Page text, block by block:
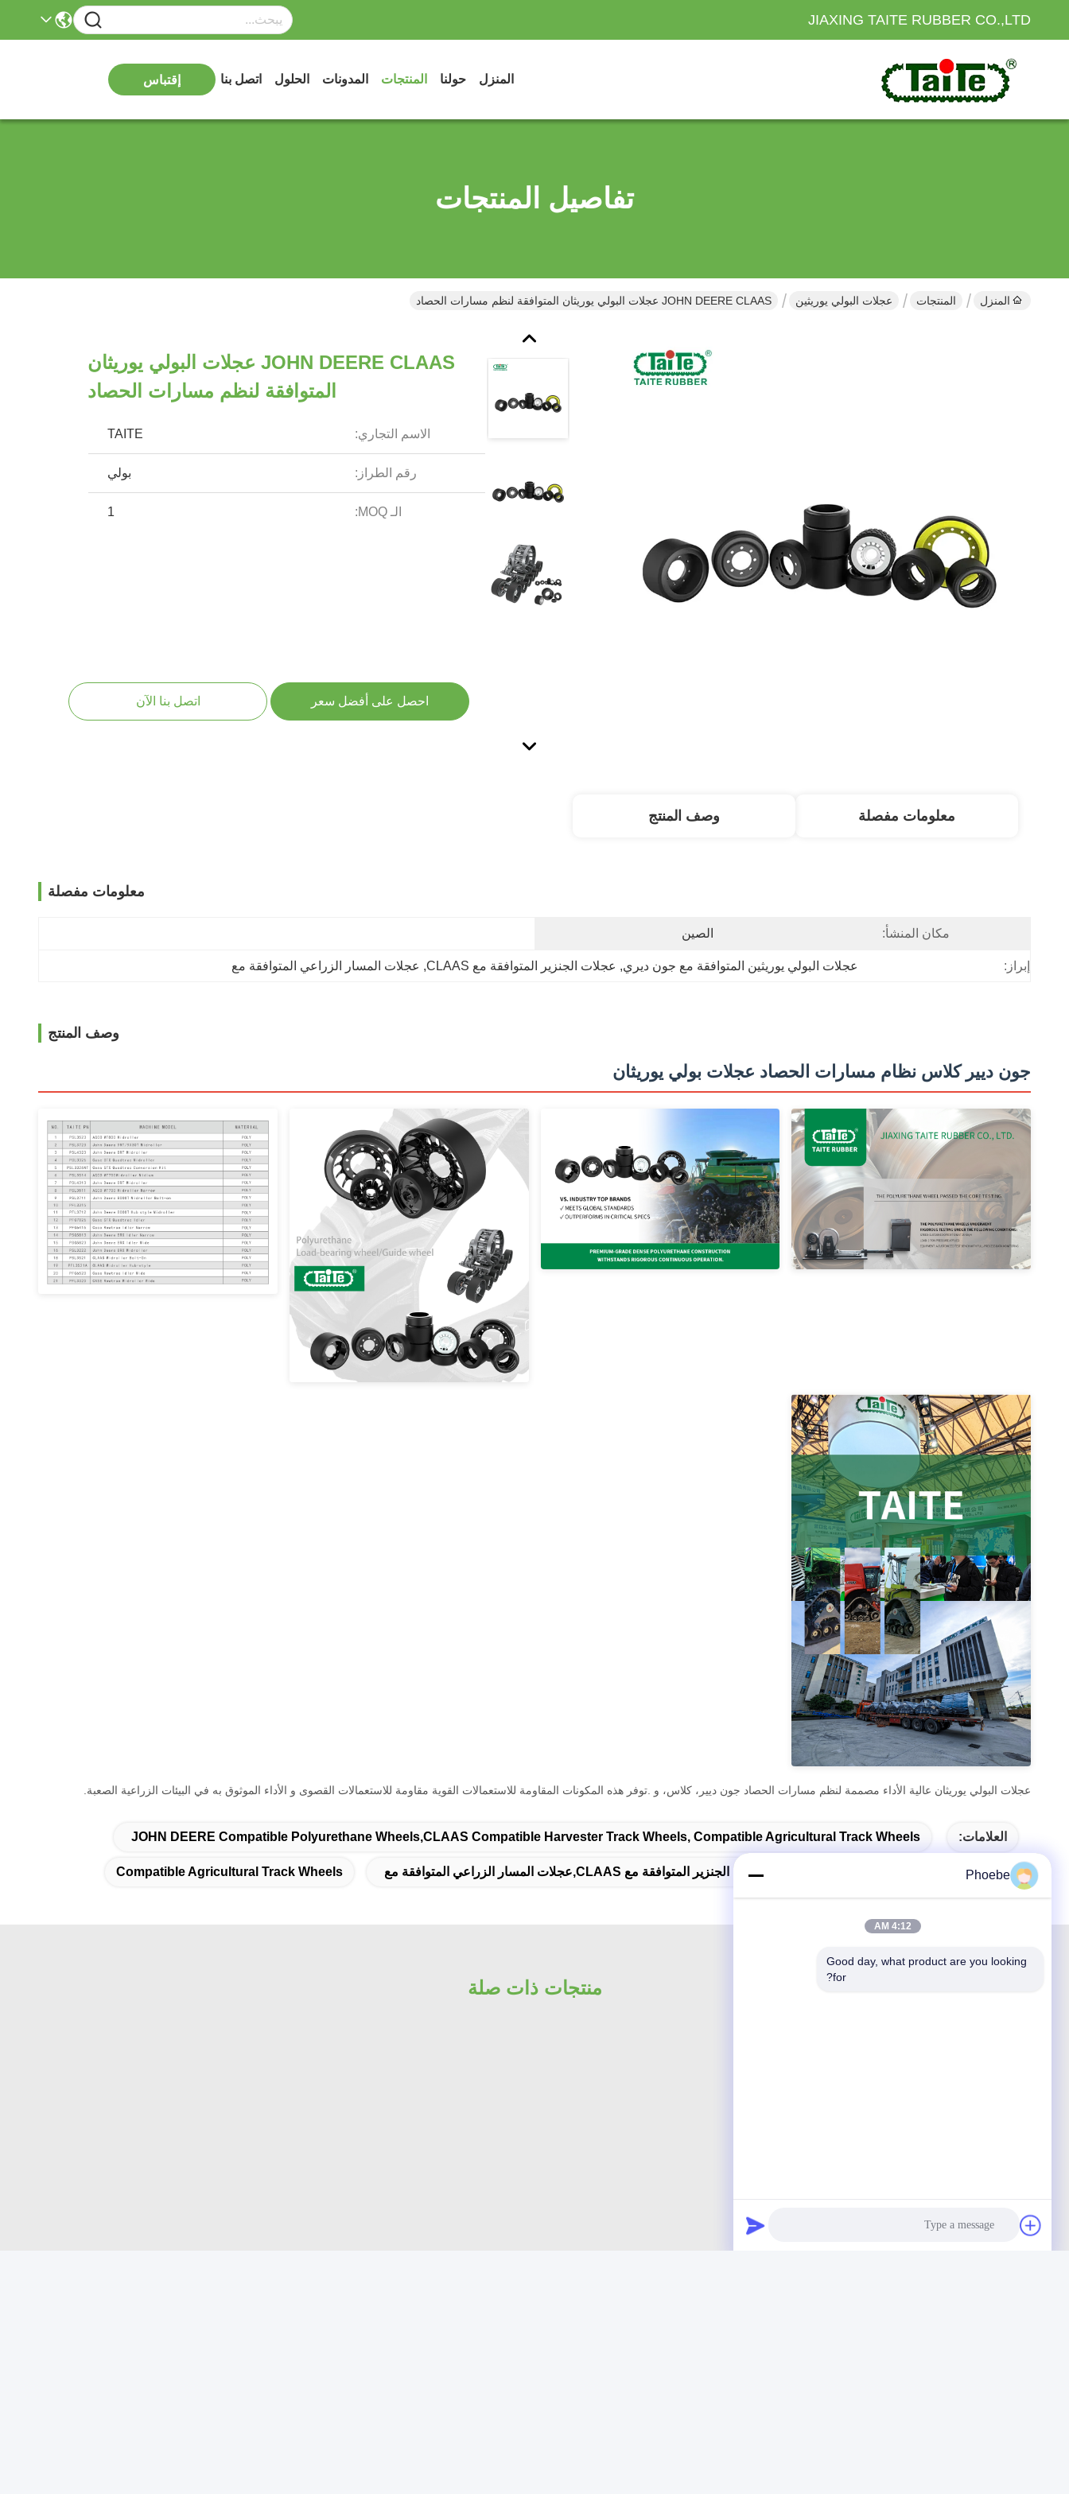
JIAXING TAITE RUBBER CO.,LTD
المنزل حولنا المنتجات المدونات الحلول اتصل بنا إقتباس
تفاصيل المنتجات
المنزل المنتجات عجلات البولي يوريثين JOHN DEERE CLAAS عجلات البولي يوريثان المتوافقة لنظم مسارات الحصاد
JOHN DEERE CLAAS عجلات البولي يوريثان
المتوافقة لنظم مسارات الحصاد
الاسم التجاري: TAITE
رقم الطراز: بولي
الـ MOQ: 1
احصل على أفضل سعر اتصل بنا الآن
معلومات مفصلة وصف المنتج
معلومات مفصلة
مكان المنشأ: الصين
إبراز: عجلات البولي يوريثين المتوافقة مع جون ديري, عجلات الجنزير المتوافقة مع CLAAS , عجلات المسار الزراعي المتوافقة مع
وصف المنتج
جون ديير كلاس نظام مسارات الحصاد عجلات بولي يوريثان
عجلات البولي يوريثان عالية الأداء مصممة لنظم مسارات الحصاد جون ديير، كلاس، و .توفر هذه المكونات المقاومة للاستعمالات القوية مقاومة للاستعمالات القصوى و الأداء الموثوق به في البيئات الزراعية الصعبة.
العلامات: JOHN DEERE Compatible Polyurethane Wheels,CLAAS Compatible Harvester Track Wheels, Compatible Agricultural Track Wheels
عجلات البولي يوريثين المتوافقة مع جون ديري,عجلات الجنزير المتوافقة مع CLAAS,عجلات المسار الزراعي المتوافقة مع Compatible Agricultural Track Wheels
منتجات ذات صلة
Phoebe
4:12 AM
Good day, what product are you looking
for?